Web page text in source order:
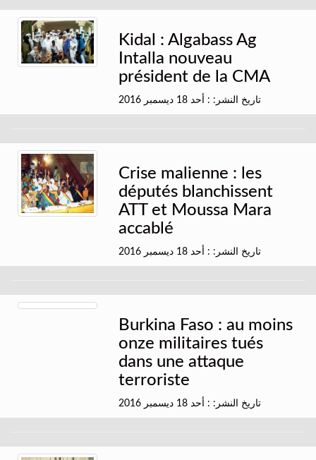
Kidal : Algabass Ag
Intalla nouveau
président de la CMA
تاريخ النشر: : أحد 18 ديسمبر 2016
Crise malienne : les
députés blanchissent
ATT et Moussa Mara
accablé
تاريخ النشر: : أحد 18 ديسمبر 2016
Burkina Faso : au moins
onze militaires tués
dans une attaque
terroriste
تاريخ النشر: : أحد 18 ديسمبر 2016